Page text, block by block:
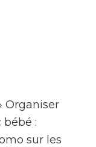
Organiser
bébé :
sur les